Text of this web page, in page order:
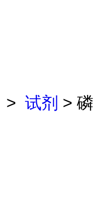
> 试剂 > 磷